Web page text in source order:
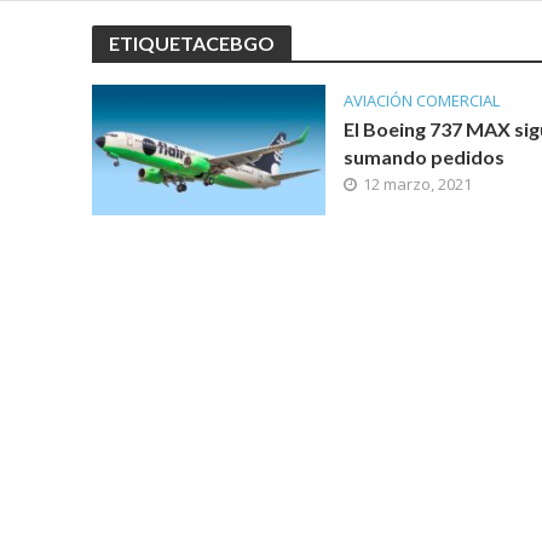
ETIQUETACEBGO
AVIACIÓN COMERCIAL
El Boeing 737 MAX
sumando pedidos
12 marzo, 2021